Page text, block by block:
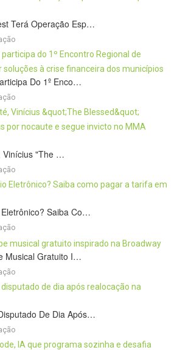
Terá Operação Esp…
Do 1º Enco…
Vinícius "The …
Saiba Co…
Musical Gratuito I…
De Dia Após…